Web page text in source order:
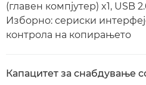
(главен компјутер) x1, USB
Изборно: сериски
контрола на копирањето
Капацитет за снабдување